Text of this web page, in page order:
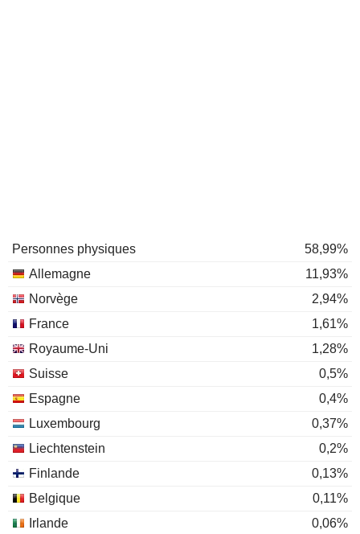
Personnes physiques
58,99%
Allemagne
11,93%
Norvège
2,94%
France
1,61%
Royaume-Uni
1,28%
Suisse
0,5%
Espagne
0,4%
Luxembourg
0,37%
Liechtenstein
0,2%
Finlande
0,13%
Belgique
0,11%
Irlande
0,06%